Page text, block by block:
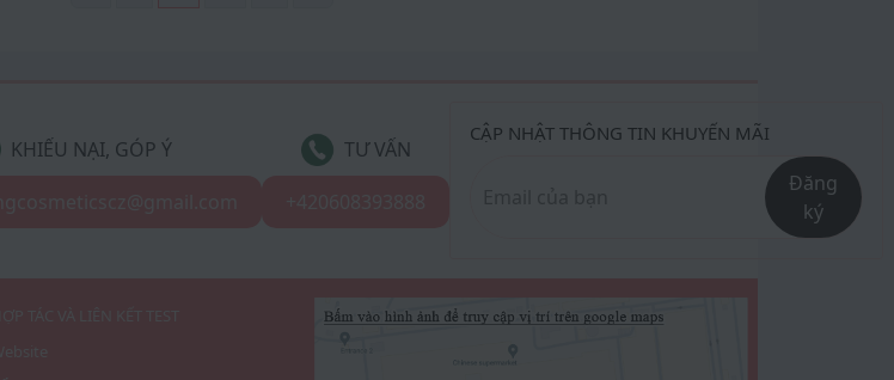
KHIẾU NẠI, GÓP Ý
TƯ VẤN
CẬP NHẬT THÔNG TIN KHUYẾN MÃI
Đăng
ký